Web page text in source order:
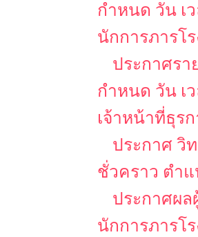
กำหนด วัน เ
นักการภารโร
ประกาศรา
กำหนด วัน เ
เจ้าหน้าที่ธุร
ประกาศ วิ
ชั่วคราว ตำแ
ประกาศผ
นักการภารโร